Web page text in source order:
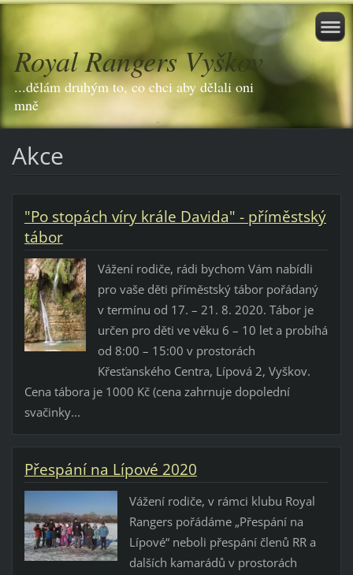
Royal Rangers Vyškov
...dělám druhým to, co chci aby dělali oni
mně
Akce
"Po stopách víry krále Davida" - příměstský
tábor
Vážení rodiče, rádi bychom Vám nabídli
pro vaše děti příměstský tábor pořádaný
v termínu od 17. – 21. 8. 2020. Tábor je
určen pro děti ve věku 6 – 10 let a probíhá
od 8:00 – 15:00 v prostorách
Křesťanského Centra, Lípová 2, Vyškov.
Cena tábora je 1000 Kč (cena zahrnuje dopolední
svačinky...
Přespání na Lípové 2020
Vážení rodiče, v rámci klubu Royal
Rangers pořádáme „Přespání na
Lípové“ neboli přespání členů RR a
dalších kamarádů v prostorách